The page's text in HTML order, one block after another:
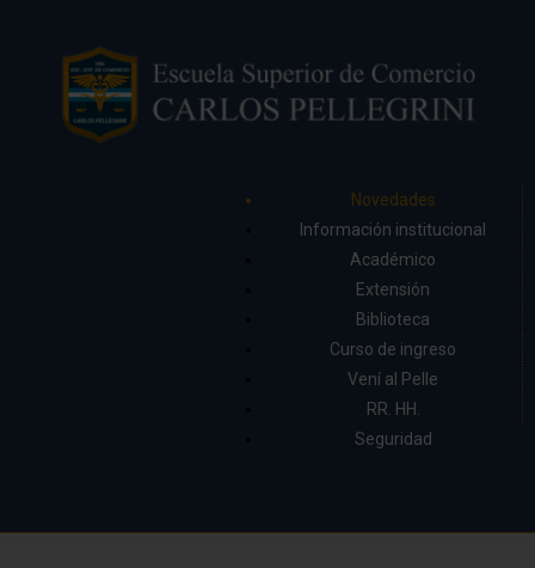
Novedades
Información institucional
Académico
Extensión
Biblioteca
Curso de ingreso
Vení al Pelle
RR. HH.
Seguridad